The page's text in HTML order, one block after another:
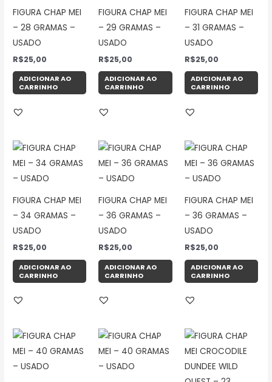
FIGURA CHAP MEI
– 28 GRAMAS –
USADO
R$25,00
ADICIONAR AO
CARRINHO
FIGURA CHAP MEI
– 29 GRAMAS –
USADO
R$25,00
ADICIONAR AO
CARRINHO
FIGURA CHAP MEI
– 31 GRAMAS –
USADO
R$25,00
ADICIONAR AO
CARRINHO
FIGURA CHAP MEI
– 34 GRAMAS –
USADO
R$25,00
ADICIONAR AO
CARRINHO
FIGURA CHAP MEI
– 36 GRAMAS –
USADO
R$25,00
ADICIONAR AO
CARRINHO
FIGURA CHAP MEI
– 36 GRAMAS –
USADO
R$25,00
ADICIONAR AO
CARRINHO